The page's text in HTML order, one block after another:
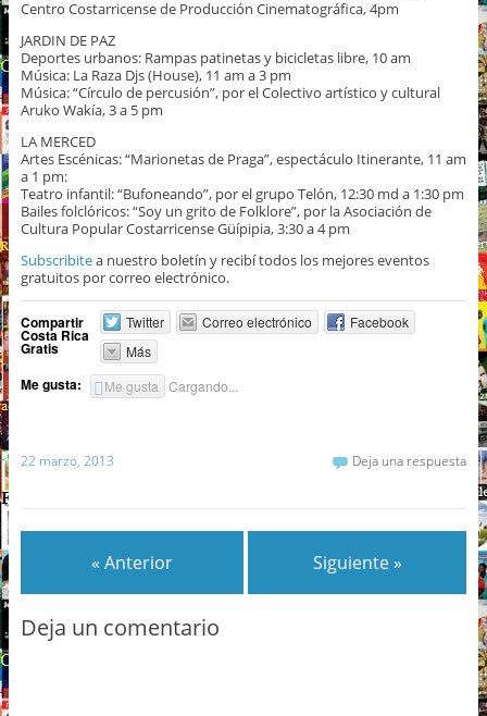
Centro Costarricense de Producción Cinematográfica, 4pm
JARDIN DE PAZ
Deportes urbanos: Rampas patinetas y bicicletas libre, 10 am
Música: La Raza Djs (House), 11 am a 3 pm
Música: “Círculo de percusión”, por el Colectivo artístico y cultural
Aruko Wakía, 3 a 5 pm
LA MERCED
Artes Escénicas: “Marionetas de Praga”, espectáculo Itinerante, 11 am
a 1 pm:
Teatro infantil: “Bufoneando”, por el grupo Telón, 12:30 md a 1:30 pm
Bailes folclóricos: “Soy un grito de Folklore”, por la Asociación de
Cultura Popular Costarricense Güípipia, 3:30 a 4 pm
Subscribitea nuestro boletín y recibí todos los mejores eventos
gratuitos por correo electrónico.
Compartir
Costa Rica
Gratis
Twitter Correo electrónico
Facebook
Más
Me gusta: Me gusta Cargando...
22 marzo, 2013 Deja una respuesta
« Anterior Siguiente »
Deja un comentario